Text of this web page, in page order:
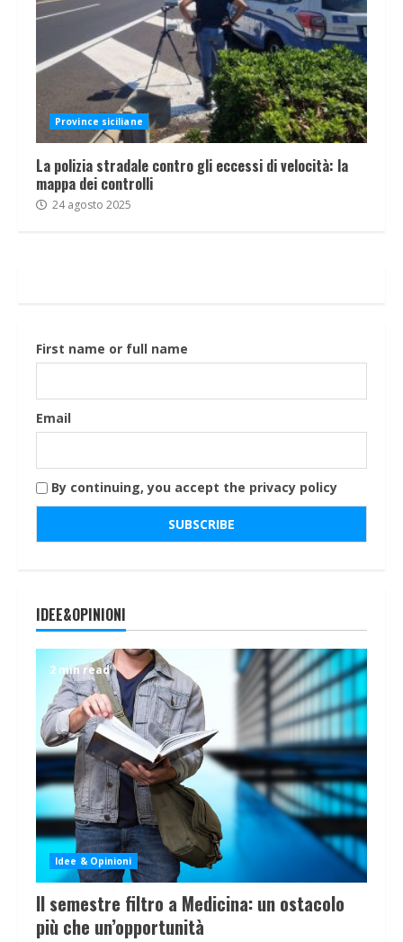
Province siciliane
La polizia stradale contro gli eccessi di velocità: la
mappa dei controlli
24 agosto 2025
First name or full name
Email
By continuing, you accept the privacy policy
IDEE&OPINIONI
2 min read
Idee & Opinioni
Il semestre filtro a Medicina: un ostacolo
più che un’opportunità